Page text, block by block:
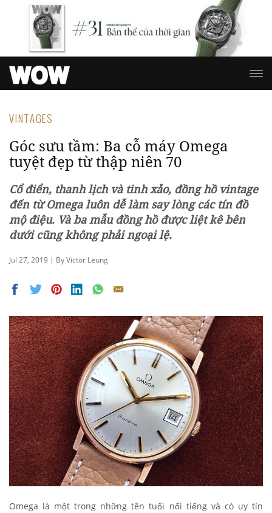
VINTAGES
Góc sưu tầm: Ba cỗ máy Omega
tuyệt đẹp từ thập niên 70
Cổ điển, thanh lịch và tinh xảo, đồng hồ vintage
đến từ Omega luôn dễ làm say lòng các tín đồ
mộ điệu. Và ba mẫu đồng hồ được liệt kê bên
dưới cũng không phải ngoại lệ.
Jul 27, 2019 | By Victor Leung
Omega là một trong những tên tuổi nổi tiếng và có uy tín